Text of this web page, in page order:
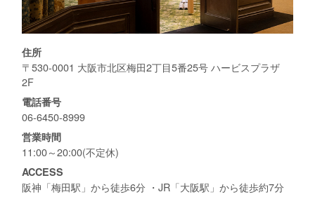
住所
〒530-0001 大阪市北区梅田2丁目5番25号 ハービスプラザ
2F
電話番号
06-6450-8999
営業時間
11:00～20:00(不定休)
ACCESS
阪神「梅田駅」から徒歩6分 ・JR「大阪駅」から徒歩約7分